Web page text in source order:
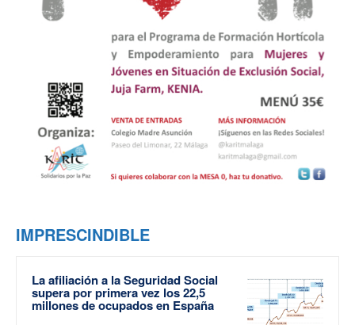
IMPRESCINDIBLE
La afiliación a la Seguridad Social
supera por primera vez los 22,5
millones de ocupados en España